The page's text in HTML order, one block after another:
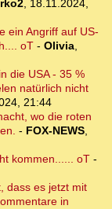
, 18.11.2024,
ein Angriff auf US-
oT - Olivia,
die USA - 35 %
natürlich nicht
21:44
wo die roten
- FOX-NEWS,
kommen...... oT-
dass es jetzt mit
in